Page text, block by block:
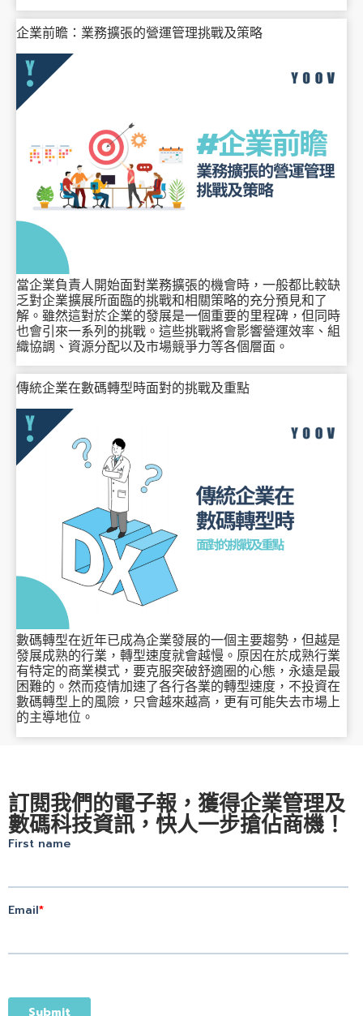
企業前瞻：業務擴張的營運管理挑戰及策略
當企業負責人開始面對業務擴張的機會時，一般都比較缺
乏對企業擴展所面臨的挑戰和相關策略的充分預見和了
解。雖然這對於企業的發展是一個重要的里程碑，但同時
也會引來一系列的挑戰。這些挑戰將會影響營運效率、組
織協調、資源分配以及市場競爭力等各個層面。
傳統企業在數碼轉型時面對的挑戰及重點
數碼轉型在近年已成為企業發展的一個主要趨勢，但越是
發展成熟的行業，轉型速度就會越慢。原因在於成熟行業
有特定的商業模式，要克服突破舒適圈的心態，永遠是最
困難的。然而疫情加速了各行各業的轉型速度，不投資在
數碼轉型上的風險，只會越來越高，更有可能失去市場上
的主導地位。
訂閱我們的電子報，獲得企業管理及
數碼科技資訊，快人一步搶佔商機！